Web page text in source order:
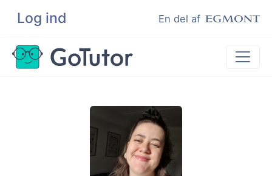
Log ind En del af
Søg
Lektiehjælp
Eksamenshjælp
Hjælp til ordblinde